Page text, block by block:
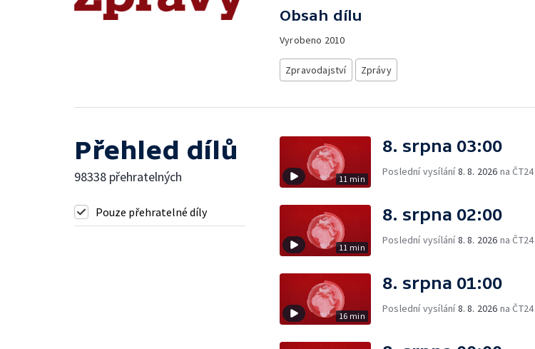
Obsah dílu
Vyrobeno 2010
Zpravodajství Zprávy
Přehled dílů
98338 přehratelných
Pouze přehratelné díly
11 min
8. srpna 03:00
Poslední vysílání8. 8. 2026 na ČT24
11 min
8. srpna 02:00
Poslední vysílání8. 8. 2026 na ČT24
16 min
8. srpna 01:00
Poslední vysílání8. 8. 2026 na ČT24